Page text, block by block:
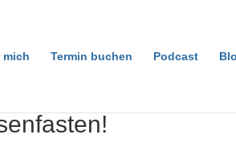
mich Termin buchen Podcast